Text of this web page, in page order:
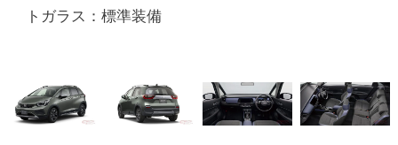
トガラス：標準装備